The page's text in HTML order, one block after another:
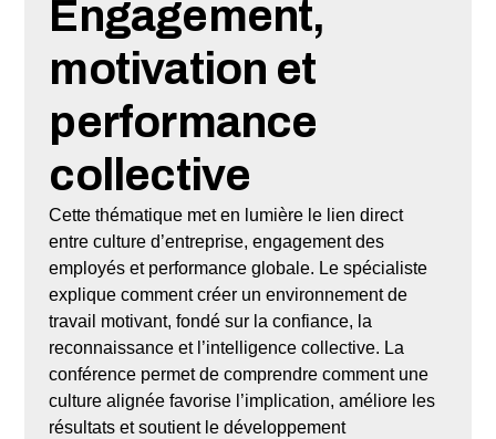
Engagement,
motivation et
performance
collective
Cette thématique met en lumière le lien direct
entre culture d’entreprise, engagement des
employés et performance globale. Le spécialiste
explique comment créer un environnement de
travail motivant, fondé sur la confiance, la
reconnaissance et l’intelligence collective. La
conférence permet de comprendre comment une
culture alignée favorise l’implication, améliore les
résultats et soutient le développement